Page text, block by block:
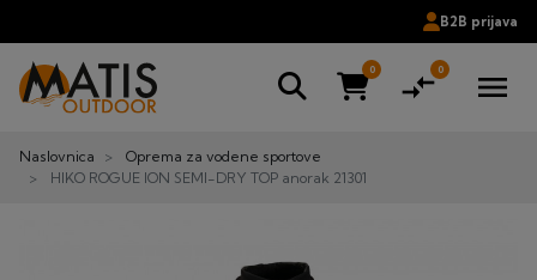
B2B prijava
0 compare_arrows0 menu
Naslovnica
Oprema za vodene sportove
HIKO ROGUE ION SEMI-DRY TOP anorak 21301